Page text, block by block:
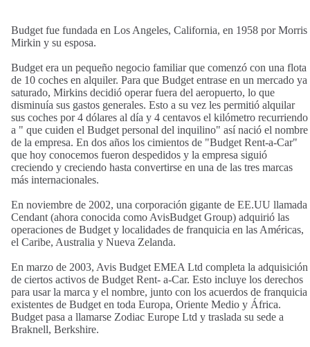
Budget fue fundada en Los Angeles, California, en 1958 por Morris
Mirkin y su esposa.
Budget era un pequeño negocio familiar que comenzó con una flota
de 10 coches en alquiler. Para que Budget entrase en un mercado ya
saturado, Mirkins decidió operar fuera del aeropuerto, lo que
disminuía sus gastos generales. Esto a su vez les permitió alquilar
sus coches por 4 dólares al día y 4 centavos el kilómetro recurriendo
a " que cuiden el Budget personal del inquilino" así nació el nombre
de la empresa. En dos años los cimientos de "Budget Rent-a-Car"
que hoy conocemos fueron despedidos y la empresa siguió
creciendo y creciendo hasta convertirse en una de las tres marcas
más internacionales.
En noviembre de 2002, una corporación gigante de EE.UU llamada
Cendant (ahora conocida como AvisBudget Group) adquirió las
operaciones de Budget y localidades de franquicia en las Américas,
el Caribe, Australia y Nueva Zelanda.
En marzo de 2003, Avis Budget EMEA Ltd completa la adquisición
de ciertos activos de Budget Rent- a-Car. Esto incluye los derechos
para usar la marca y el nombre, junto con los acuerdos de franquicia
existentes de Budget en toda Europa, Oriente Medio y África.
Budget pasa a llamarse Zodiac Europe Ltd y traslada su sede a
Braknell, Berkshire.